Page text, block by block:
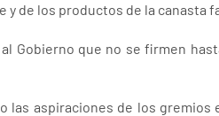
de los productos de la canasta
Gobierno que no se firmen
las aspiraciones de los